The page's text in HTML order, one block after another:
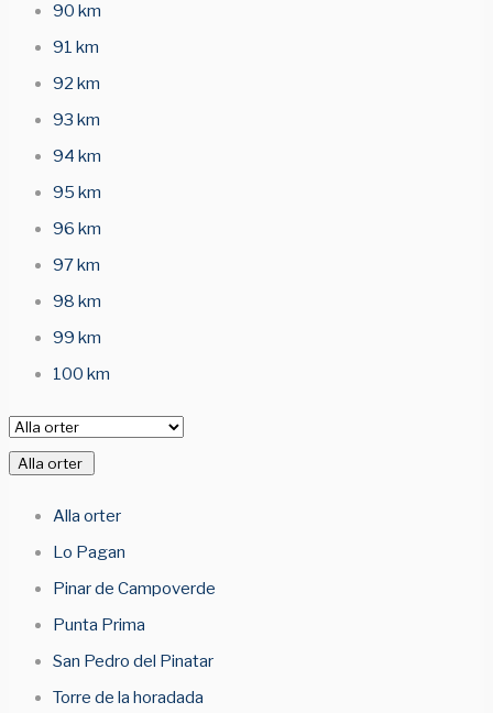
90 km
91 km
92 km
93 km
94 km
95 km
96 km
97 km
98 km
99 km
100 km
Alla orter
Alla orter
Lo Pagan
Pinar de Campoverde
Punta Prima
San Pedro del Pinatar
Torre de la horadada